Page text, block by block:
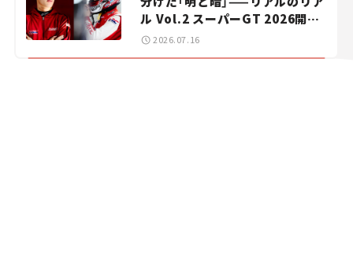
ル Vol.2 スーパーGT 2026開幕
戦 岡山国際サーキット
2026.07.16